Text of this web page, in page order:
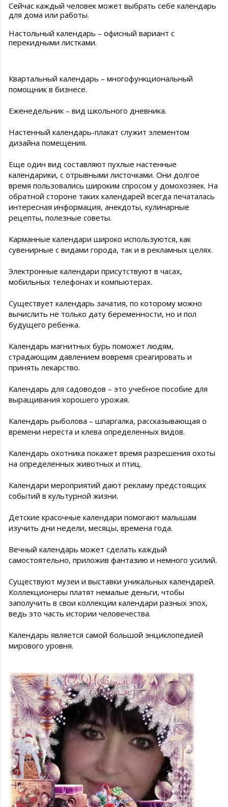
Сейчас каждый человек может выбрать себе календарь
для дома или работы.
Настольный календарь – офисный вариант с
перекидными листками.
Квартальный календарь – многофункциональный
помощник в бизнесе.
Еженедельник – вид школьного дневника.
Настенный календарь-плакат служит элементом
дизайна помещения.
Еще один вид составляют пухлые настенные
календарики, с отрывными листочками. Они долгое
время пользовались широким спросом у домохозяек. На
обратной стороне таких календарей всегда печаталась
интересная информация, анекдоты, кулинарные
рецепты, полезные советы.
Карманные календари широко используются, как
сувенирные с видами города, так и в рекламных целях.
Электронные календари присутствуют в часах,
мобильных телефонах и компьютерах.
Существует календарь зачатия, по которому можно
вычислить не только дату беременности, но и пол
будущего ребенка.
Календарь магнитных бурь поможет людям,
страдающим давлением вовремя среагировать и
принять лекарство.
Календарь для садоводов – это учебное пособие для
выращивания хорошего урожая.
Календарь рыболова – шпаргалка, рассказывающая о
времени нереста и клева определенных видов.
Календарь охотника покажет время разрешения охоты
на определенных животных и птиц.
Календари мероприятий дают рекламу предстоящих
событий в культурной жизни.
Детские красочные календари помогают малышам
изучить дни недели, месяцы, времена года.
Вечный календарь может сделать каждый
самостоятельно, приложив фантазию и немного усилий.
Существуют музеи и выставки уникальных календарей.
Коллекционеры платят немалые деньги, чтобы
заполучить в свои коллекции календари разных эпох,
ведь это часть истории человечества.
Календарь является самой большой энциклопедией
мирового уровня.